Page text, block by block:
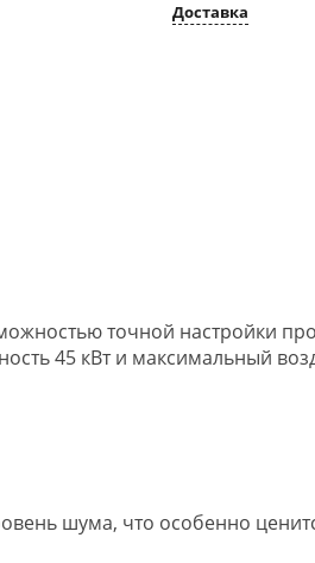
Доставка
точной настройки
45 кВт и максимальный
шума, что особенно